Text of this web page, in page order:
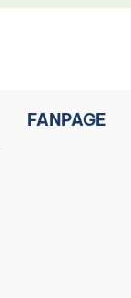
FANPAGE